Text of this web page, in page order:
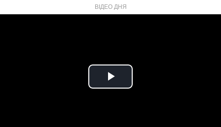
ВІДЕО ДНЯ
Play